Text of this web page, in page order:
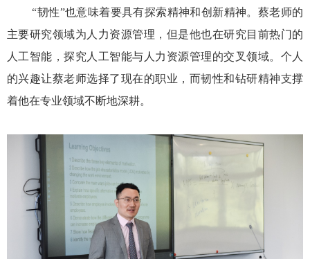
“韧性”也意味着要具有探索精神和创新精神。蔡老师的
主要研究领域为人力资源管理，但是他也在研究目前热门的
人工智能，探究人工智能与人力资源管理的交叉领域。个人
的兴趣让蔡老师选择了现在的职业，而韧性和钻研精神支撑
着他在专业领域不断地深耕。